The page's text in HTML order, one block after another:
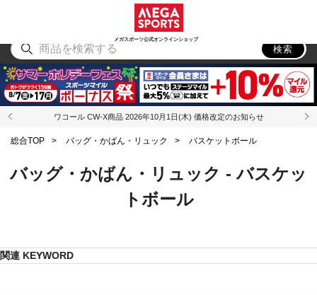
メガスポーツ公式オンラインショップ
アウトドア
検索
ワコール CW-X商品 2026年10月1日(木) 価格改定のお知らせ
総合TOP > バッグ・かばん・リュック > バスケットボール
バッグ・かばん・リュック - バスケッ
トボール
関連 KEYWORD